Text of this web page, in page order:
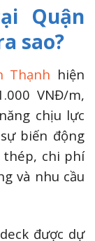
Quận
sao?
Thạnh hiện
VNĐ/m,
chịu lực
biến động
thép, chi phí
và nhu cầu
được dự